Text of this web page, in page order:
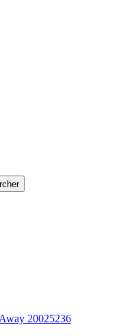
20025236